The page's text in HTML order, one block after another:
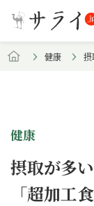
健康 摂
健康
摂取が多
「超加工